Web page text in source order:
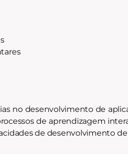
no desenvolvimento de
de aprendizagem
de desenvolvimento